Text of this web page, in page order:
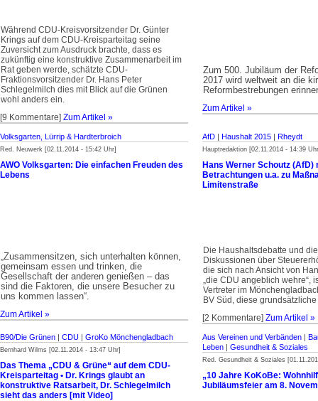
Während CDU-Kreisvorsitzender Dr. Günter
Krings auf dem CDU-Kreisparteitag seine
Zuversicht zum Ausdruck brachte, dass es
zukünftig eine konstruktive Zusammenarbeit im
Rat geben werde, schätzte CDU-
Fraktionsvorsitzender Dr. Hans Peter
Schlegelmilch dies mit Blick auf die Grünen
wohl anders ein.
[9 Kommentare] Zum Artikel »
Zum 500. Jubiläum der
2017 wird weltweit an die
Reformbestrebungen
Zum Artikel »
Volksgarten, Lürrip & Hardterbroich
Red. Neuwerk [02.11.2014 - 15:42 Uhr]
AWO Volksgarten: Die einfachen Freuden des
Lebens
„Zusammensitzen, sich unterhalten können,
gemeinsam essen und trinken, die
Gesellschaft der anderen genießen – das
sind die Faktoren, die unsere Besucher zu
uns kommen lassen“.
Zum Artikel »
AfD | Haushalt 2015 | Rheydt
Hauptredaktion [02.11.2014 - 14:39
Hans Werner Schoutz
Betrachtungen u.a. zu
Limitenstraße
Die Haushaltsdebatte und
Diskussionen über
die sich nach Ansicht von
„die CDU angeblich wehre“,
Vertreter im
BV Süd, diese
[2 Kommentare] Zum Artikel »
B90/Die Grünen | CDU | GroKo Mönchengladbach
Bernhard Wilms [02.11.2014 - 13:47 Uhr]
Das Thema „CDU & Grüne“ auf dem CDU-
Kreisparteitag • Dr. Krings glaubt an
konstruktive Ratsarbeit, Dr. Schlegelmilch
sieht das anders [mit Video]
Aus Vereinen und Verbänden |
Leben | Gesundheit & Soziales
Red. Gesundheit & Soziales
„10 Jahre KoKoBe:
Jubiläumsfeier am 8.